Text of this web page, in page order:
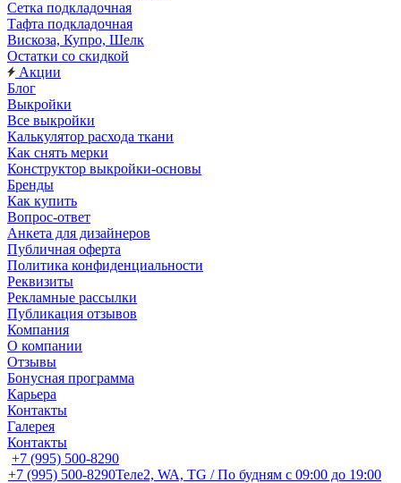
Сетка подкладочная
Тафта подкладочная
Вискоза, Купро, Шелк
Остатки со скидкой
Акции
Блог
Выкройки
Все выкройки
Калькулятор расхода ткани
Как снять мерки
Конструктор выкройки-основы
Бренды
Как купить
Вопрос-ответ
Анкета для дизайнеров
Публичная оферта
Политика конфиденциальности
Реквизиты
Рекламные рассылки
Публикация отзывов
Компания
О компании
Отзывы
Бонусная программа
Карьера
Контакты
Галерея
Контакты
+7 (995) 500-8290
+7 (995) 500-8290Теле2, WA, TG / По будням c 09:00 до 19:00